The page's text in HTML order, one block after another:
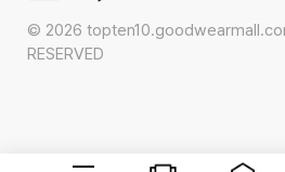
© 2026
RESERVED